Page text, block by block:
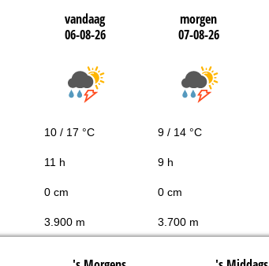
vandaag
06-08-26
morgen
07-08-26
10 / 17 °C 9 / 14 °C
11 h 9 h
0 cm 0 cm
3.900 m 3.700 m